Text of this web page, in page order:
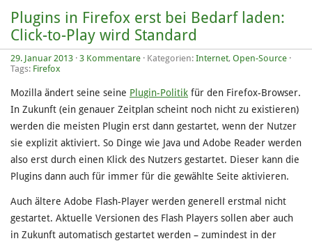
Plugins in Firefox erst bei Bedarf laden:
Click-to-Play wird Standard
29. Januar 2013 · 3 Kommentare · Kategorien: Internet, Open-Source ·
Tags: Firefox
Mozilla ändert seine seine Plugin-Politik für den Firefox-Browser.
In Zukunft (ein genauer Zeitplan scheint noch nicht zu existieren)
werden die meisten Plugin erst dann gestartet, wenn der Nutzer
sie explizit aktiviert. So Dinge wie Java und Adobe Reader werden
also erst durch einen Klick des Nutzers gestartet. Dieser kann die
Plugins dann auch für immer für die gewählte Seite aktivieren.
Auch ältere Adobe Flash-Player werden generell erstmal nicht
gestartet. Aktuelle Versionen des Flash Players sollen aber auch
in Zukunft automatisch gestartet werden – zumindest in der